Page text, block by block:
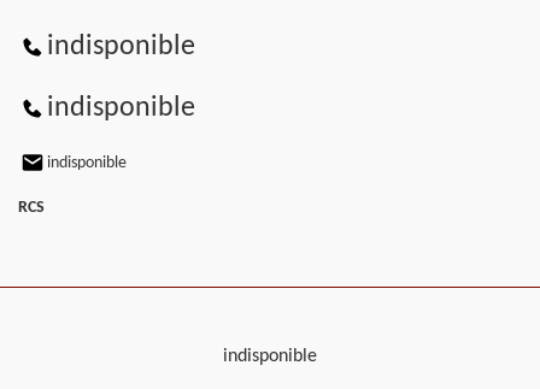
indisponible
indisponible
indisponible
RCS
indisponible